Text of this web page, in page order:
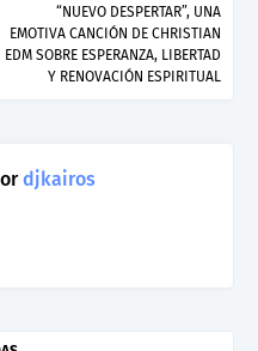
“NUEVO DESPERTAR”, UNA
EMOTIVA CANCIÓN DE CHRISTIAN
EDM SOBRE ESPERANZA, LIBERTAD
Y RENOVACIÓN ESPIRITUAL
djkairos